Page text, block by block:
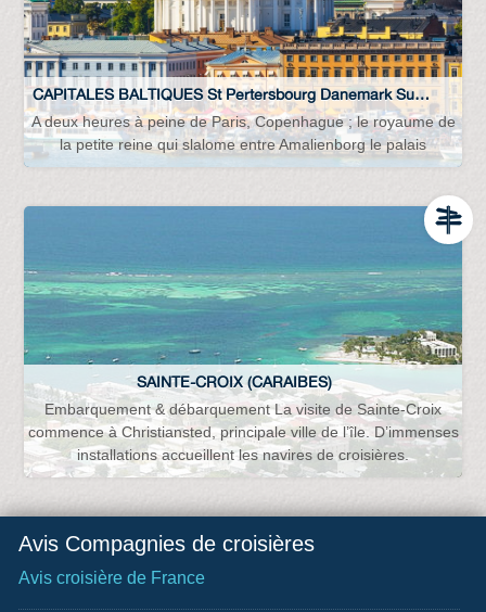
CAPITALES BALTIQUES St Pertersbourg Danemark Suède Lettonie Lituanie Estonie Finlande…
A deux heures à peine de Paris, Copenhague ; le royaume de
la petite reine qui slalome entre Amalienborg le palais
SAINTE-CROIX (CARAIBES)
Embarquement & débarquement La visite de Sainte-Croix
commence à Christiansted, principale ville de l’île. D’immenses
installations accueillent les navires de croisières.
Avis Compagnies de croisières
Avis croisière de France